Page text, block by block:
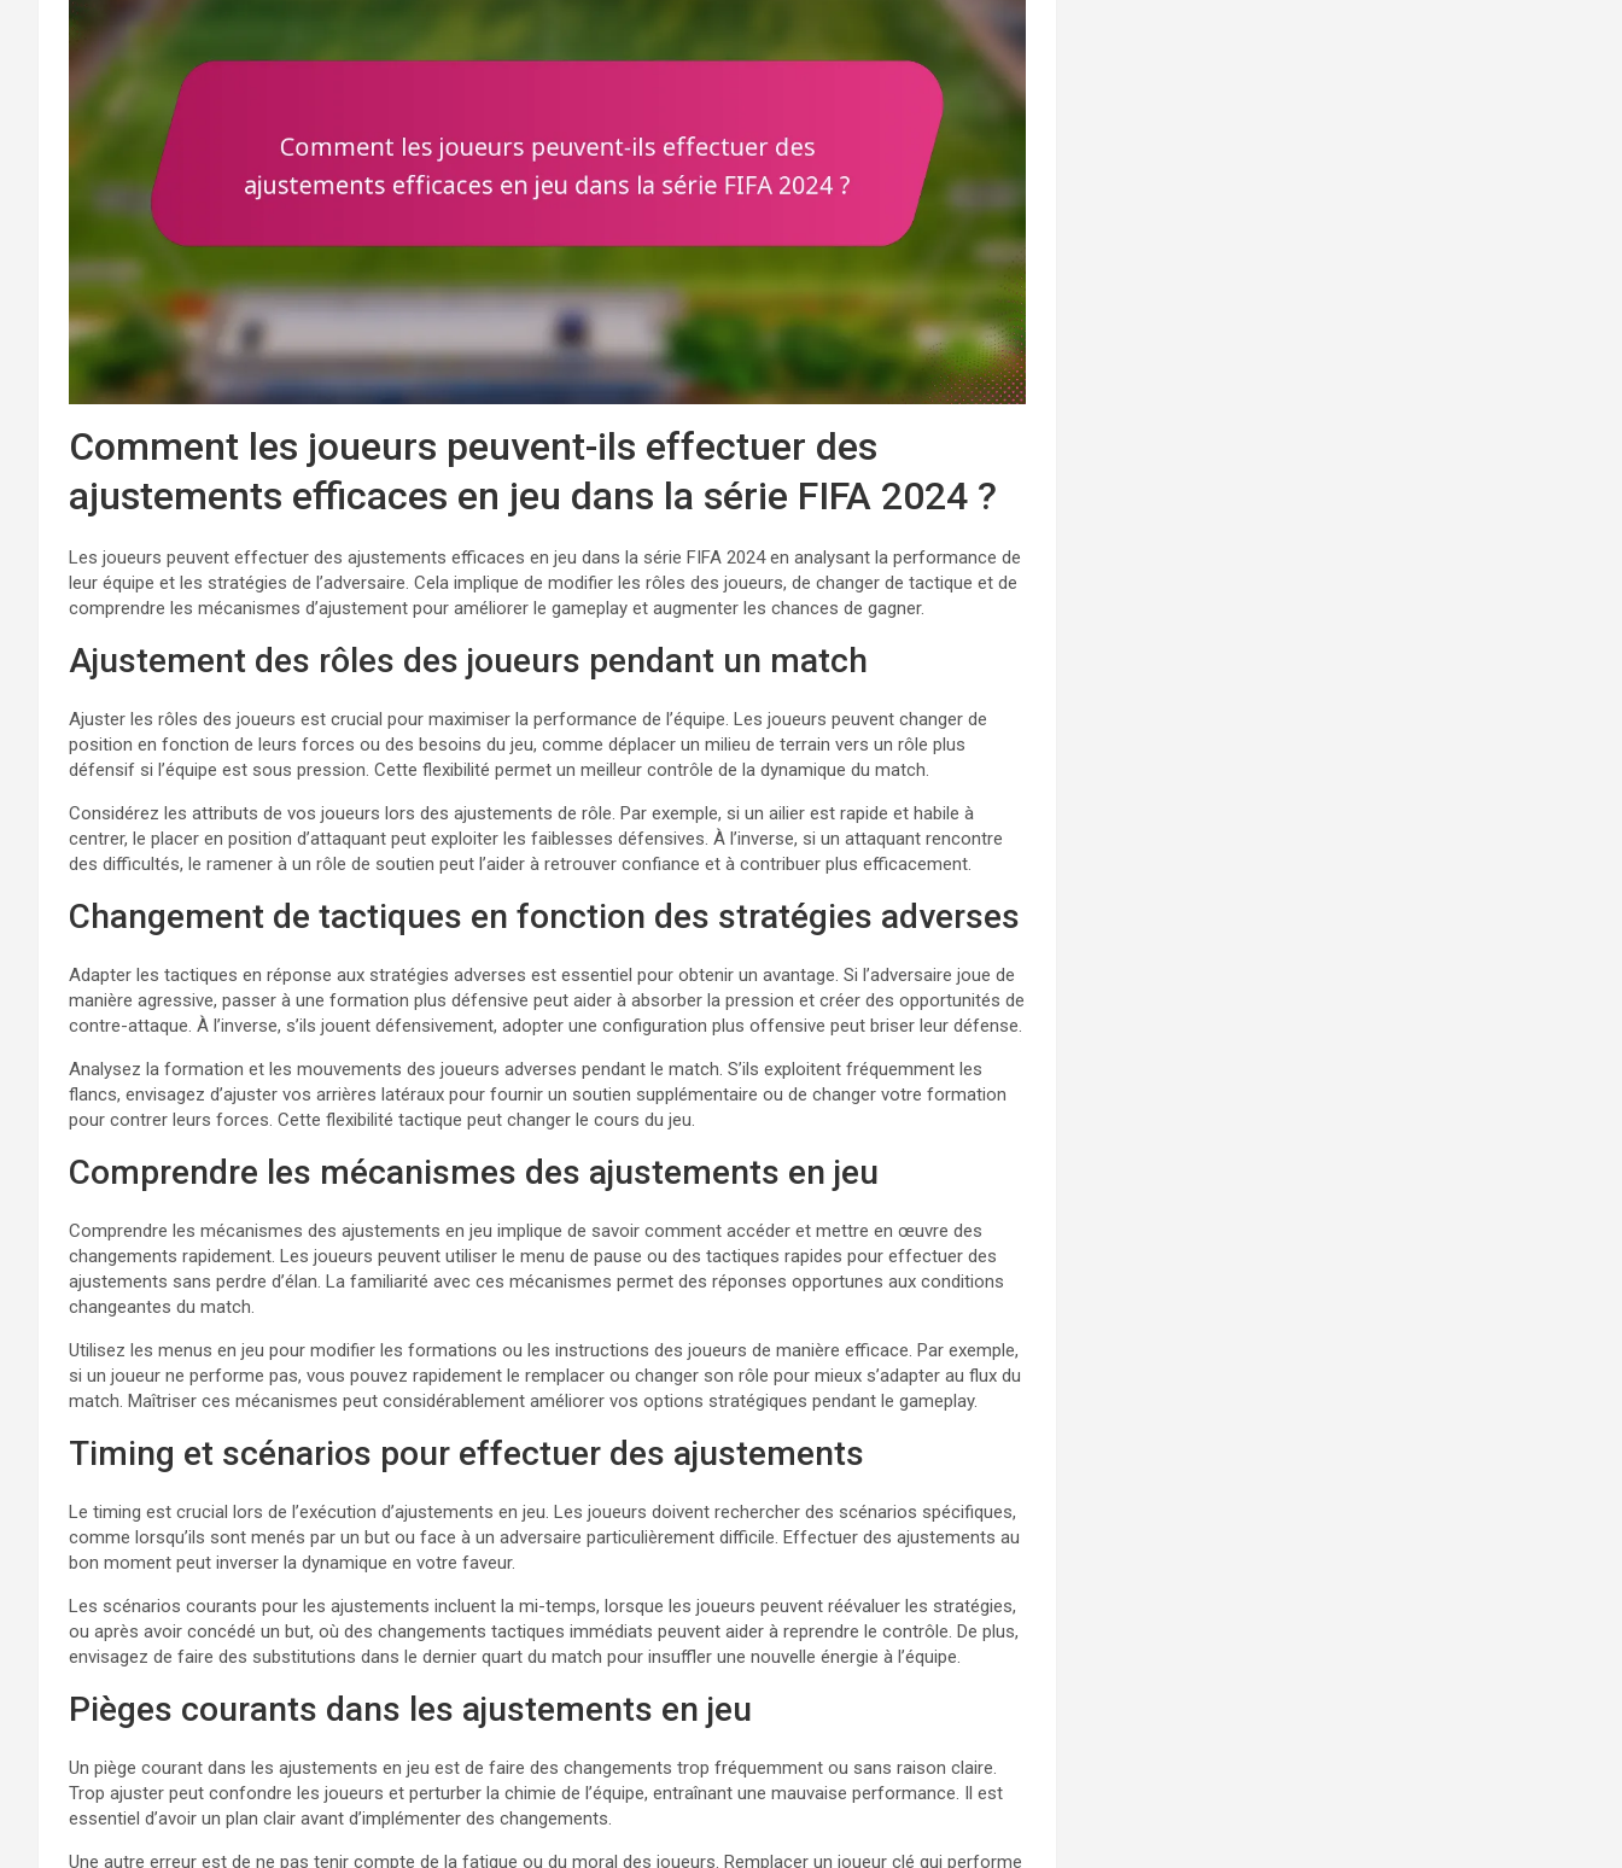
Comment les joueurs peuvent-ils effectuer des
ajustements efficaces en jeu dans la série FIFA 2024 ?
Les joueurs peuvent effectuer des ajustements efficaces en jeu dans la série FIFA 2024 en analysant la performance de
leur équipe et les stratégies de l’adversaire. Cela implique de modifier les rôles des joueurs, de changer de tactique et de
comprendre les mécanismes d’ajustement pour améliorer le gameplay et augmenter les chances de gagner.
Ajustement des rôles des joueurs pendant un match
Ajuster les rôles des joueurs est crucial pour maximiser la performance de l’équipe. Les joueurs peuvent changer de
position en fonction de leurs forces ou des besoins du jeu, comme déplacer un milieu de terrain vers un rôle plus
défensif si l’équipe est sous pression. Cette flexibilité permet un meilleur contrôle de la dynamique du match.
Considérez les attributs de vos joueurs lors des ajustements de rôle. Par exemple, si un ailier est rapide et habile à
centrer, le placer en position d’attaquant peut exploiter les faiblesses défensives. À l’inverse, si un attaquant rencontre
des difficultés, le ramener à un rôle de soutien peut l’aider à retrouver confiance et à contribuer plus efficacement.
Changement de tactiques en fonction des stratégies adverses
Adapter les tactiques en réponse aux stratégies adverses est essentiel pour obtenir un avantage. Si l’adversaire joue de
manière agressive, passer à une formation plus défensive peut aider à absorber la pression et créer des opportunités de
contre-attaque. À l’inverse, s’ils jouent défensivement, adopter une configuration plus offensive peut briser leur défense.
Analysez la formation et les mouvements des joueurs adverses pendant le match. S’ils exploitent fréquemment les
flancs, envisagez d’ajuster vos arrières latéraux pour fournir un soutien supplémentaire ou de changer votre formation
pour contrer leurs forces. Cette flexibilité tactique peut changer le cours du jeu.
Comprendre les mécanismes des ajustements en jeu
Comprendre les mécanismes des ajustements en jeu implique de savoir comment accéder et mettre en œuvre des
changements rapidement. Les joueurs peuvent utiliser le menu de pause ou des tactiques rapides pour effectuer des
ajustements sans perdre d’élan. La familiarité avec ces mécanismes permet des réponses opportunes aux conditions
changeantes du match.
Utilisez les menus en jeu pour modifier les formations ou les instructions des joueurs de manière efficace. Par exemple,
si un joueur ne performe pas, vous pouvez rapidement le remplacer ou changer son rôle pour mieux s’adapter au flux du
match. Maîtriser ces mécanismes peut considérablement améliorer vos options stratégiques pendant le gameplay.
Timing et scénarios pour effectuer des ajustements
Le timing est crucial lors de l’exécution d’ajustements en jeu. Les joueurs doivent rechercher des scénarios spécifiques,
comme lorsqu’ils sont menés par un but ou face à un adversaire particulièrement difficile. Effectuer des ajustements au
bon moment peut inverser la dynamique en votre faveur.
Les scénarios courants pour les ajustements incluent la mi-temps, lorsque les joueurs peuvent réévaluer les stratégies,
ou après avoir concédé un but, où des changements tactiques immédiats peuvent aider à reprendre le contrôle. De plus,
envisagez de faire des substitutions dans le dernier quart du match pour insuffler une nouvelle énergie à l’équipe.
Pièges courants dans les ajustements en jeu
Un piège courant dans les ajustements en jeu est de faire des changements trop fréquemment ou sans raison claire.
Trop ajuster peut confondre les joueurs et perturber la chimie de l’équipe, entraînant une mauvaise performance. Il est
essentiel d’avoir un plan clair avant d’implémenter des changements.
Une autre erreur est de ne pas tenir compte de la fatigue ou du moral des joueurs. Remplacer un joueur clé qui performe